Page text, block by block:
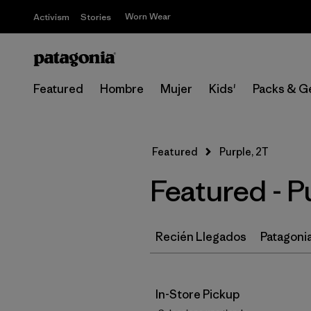
Activism Stories Worn Wear
Featured Hombre Mujer Kids' Packs &
Featured Purple, 2T
Featured -
Recién Llegados
In-Store Pickup